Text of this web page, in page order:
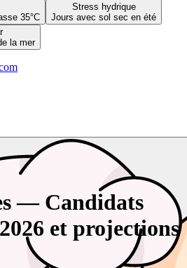
35°C
Stress hydrique
Jours avec sol sec en été
la mer
— Candidats
et projections